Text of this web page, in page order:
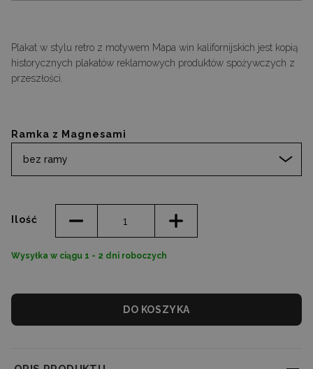
Plakat w stylu retro z motywem Mapa win kalifornijskich jest kopią
historycznych plakatów reklamowych produktów spożywczych z
przeszłości.
Wysyłka w ciągu 1 - 2 dni roboczych
Ramka z Magnesami
bez ramy
Ilość
DO KOSZYKA